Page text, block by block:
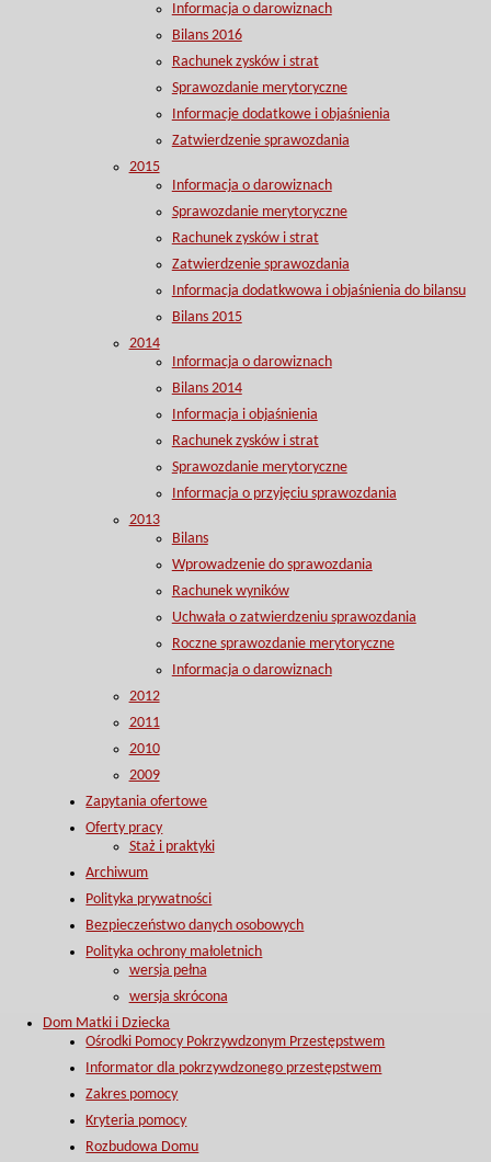
Informacja o darowiznach
Bilans 2016
Rachunek zysków i strat
Sprawozdanie merytoryczne
Informacje dodatkowe i objaśnienia
Zatwierdzenie sprawozdania
2015
Informacja o darowiznach
Sprawozdanie merytoryczne
Rachunek zysków i strat
Zatwierdzenie sprawozdania
Informacja dodatkwowa i objaśnienia do bilansu
Bilans 2015
2014
Informacja o darowiznach
Bilans 2014
Informacja i objaśnienia
Rachunek zysków i strat
Sprawozdanie merytoryczne
Informacja o przyjęciu sprawozdania
2013
Bilans
Wprowadzenie do sprawozdania
Rachunek wyników
Uchwała o zatwierdzeniu sprawozdania
Roczne sprawozdanie merytoryczne
Informacja o darowiznach
2012
2011
2010
2009
Zapytania ofertowe
Oferty pracy
Staż i praktyki
Archiwum
Polityka prywatności
Bezpieczeństwo danych osobowych
Polityka ochrony małoletnich
wersja pełna
wersja skrócona
Dom Matki i Dziecka
Ośrodki Pomocy Pokrzywdzonym Przestępstwem
Informator dla pokrzywdzonego przestępstwem
Zakres pomocy
Kryteria pomocy
Rozbudowa Domu